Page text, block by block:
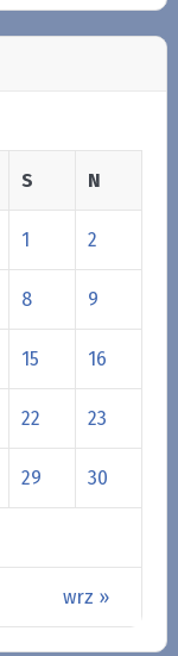
S N
wrz »
1 2
8 9
15 16
22 23
29 30